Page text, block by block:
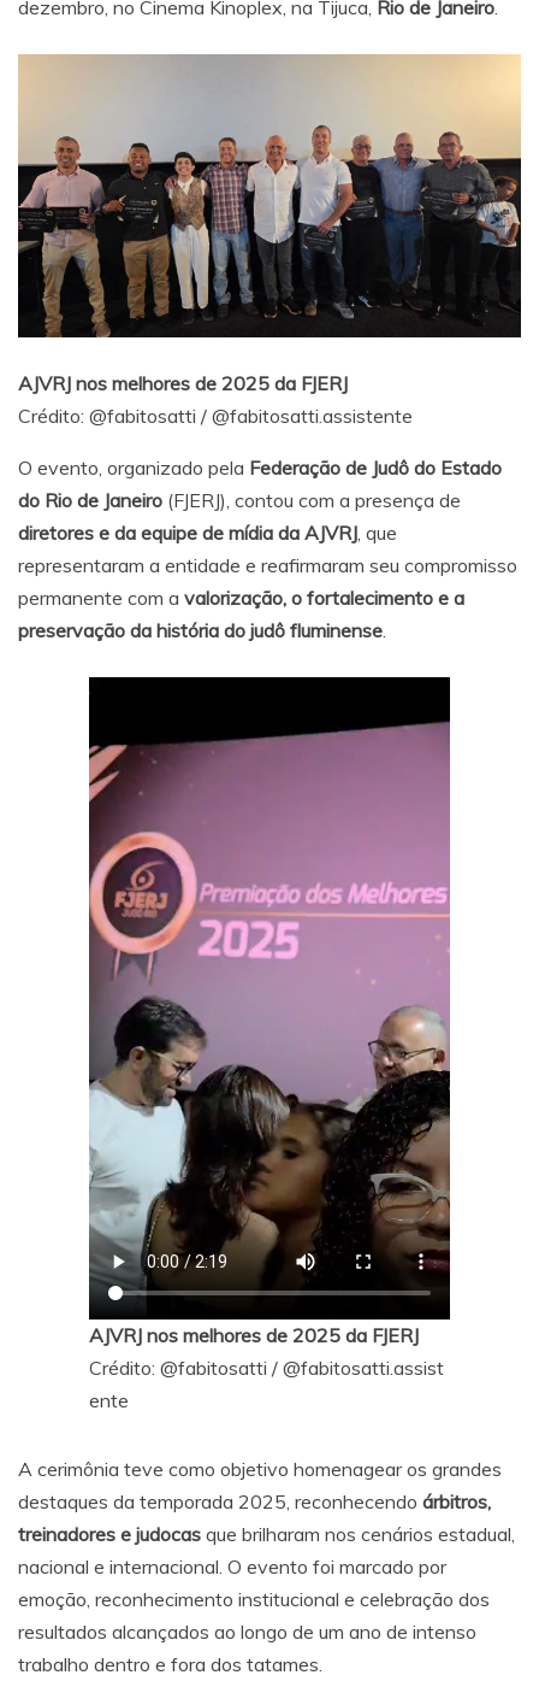
dezembro, no Cinema Kinoplex, na Tijuca, Rio de Janeiro.
AJVRJ nos melhores de 2025 da FJERJ
Crédito: @fabitosatti / @fabitosatti.assistente
O evento, organizado pela Federação de Judô do Estado
do Rio de Janeiro (FJERJ), contou com a presença de
diretores e da equipe de mídia da AJVRJ , que
representaram a entidade e reafirmaram seu compromisso
permanente com a valorização, o fortalecimento e a
preservação da história do judô fluminense
AJVRJ nos melhores de 2025 da FJERJ
Crédito: @fabitosatti / @fabitosatti.assist
ente
A cerimônia teve como objetivo homenagear os grandes
destaques da temporada 2025, reconhecendo árbitros,
treinadores e judocas que brilharam nos cenários estadual,
nacional e internacional. O evento foi marcado por
emoção, reconhecimento institucional e celebração dos
resultados alcançados ao longo de um ano de intenso
trabalho dentro e fora dos tatames.